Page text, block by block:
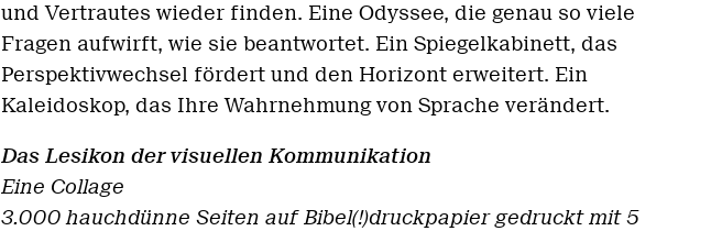
und Vertrautes wieder finden. Eine Odyssee, die genau so viele
Fragen aufwirft, wie sie beantwortet. Ein Spiegelkabinett, das
Perspektivwechsel fördert und den Horizont erweitert. Ein
Kaleidoskop, das Ihre Wahrnehmung von Sprache verändert.
Das Lesikon der visuellen Kommunikation
Eine Collage
3.000 hauchdünne Seiten auf Bibel(!)druckpapier gedruckt mit 5